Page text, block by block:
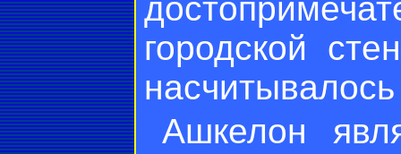
городской
Ашкелон